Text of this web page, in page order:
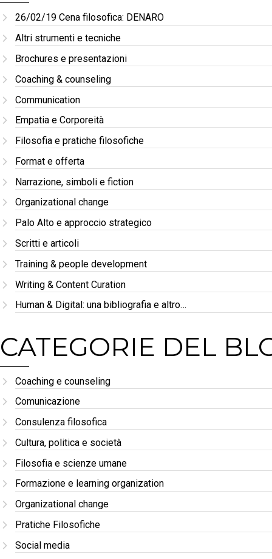
26/02/19 Cena filosofica: DENARO
Altri strumenti e tecniche
Brochures e presentazioni
Coaching & counseling
Communication
Empatia e Corporeità
Filosofia e pratiche filosofiche
Format e offerta
Narrazione, simboli e fiction
Organizational change
Palo Alto e approccio strategico
Scritti e articoli
Training & people development
Writing & Content Curation
Human & Digital: una bibliografia e altro…
CATEGORIE DEL
Coaching e counseling
Comunicazione
Consulenza filosofica
Cultura, politica e società
Filosofia e scienze umane
Formazione e learning organization
Organizational change
Pratiche Filosofiche
Social media